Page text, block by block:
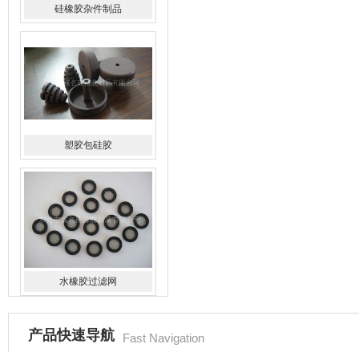
塑胶包硅胶
产品快速导航 Fast Navigation